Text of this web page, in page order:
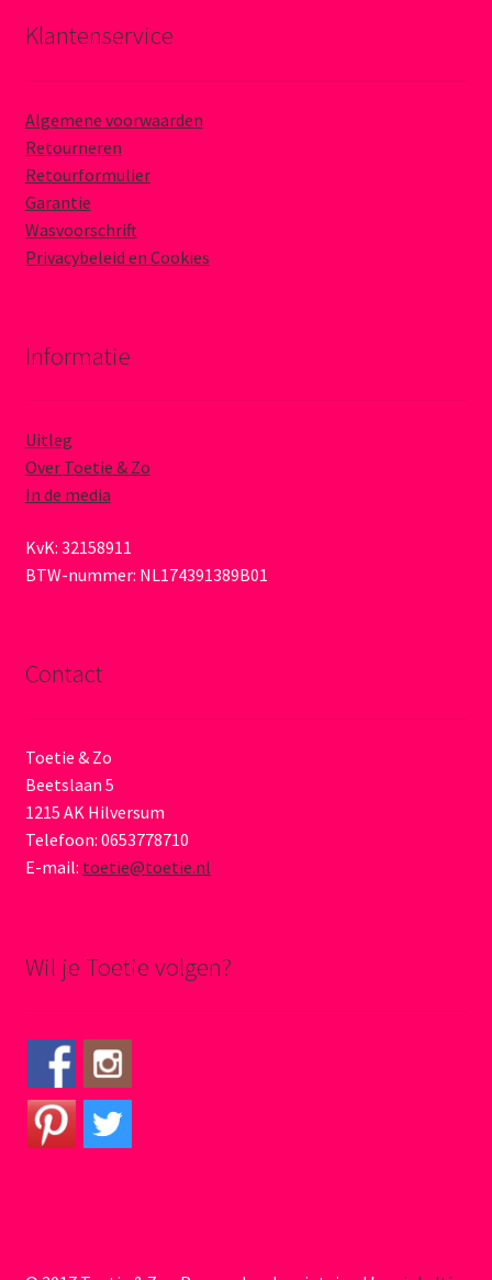
Klantenservice
Algemene voorwaarden
Retourneren
Retourformulier
Garantie
Wasvoorschrift
Privacybeleid en Cookies
Informatie
Uitleg
Over Toetie & Zo
In de media
KvK: 32158911
BTW-nummer: NL174391389B01
Contact
Toetie & Zo
Beetslaan 5
1215 AK Hilversum
Telefoon: 0653778710
E-mail: toetie@toetie.nl
Wil je Toetie volgen?